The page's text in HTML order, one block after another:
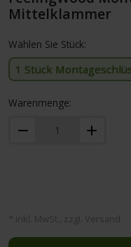
Mittelklammer
Wählen Sie Stück:
1 Stück
Warenmenge:
* inkl. MwSt., zzgl. Versand